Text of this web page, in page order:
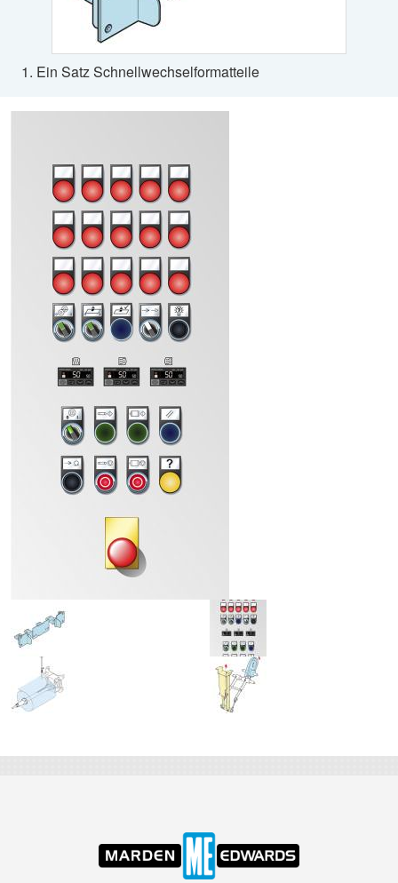
1. Ein Satz Schnellwechselformatteile